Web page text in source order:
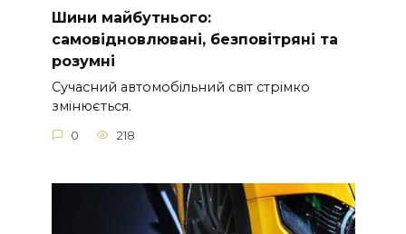
Шини майбутнього:
самовідновлювані, безповітряні та
розумні
Сучасний автомобільний світ стрімко
змінюється.
0 218